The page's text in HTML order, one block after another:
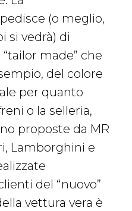
(o meglio,
si vedrà) di
made” che
del colore
per quanto
o la selleria,
proposte da MR
Lamborghini e
del “nuovo”
vettura vera è